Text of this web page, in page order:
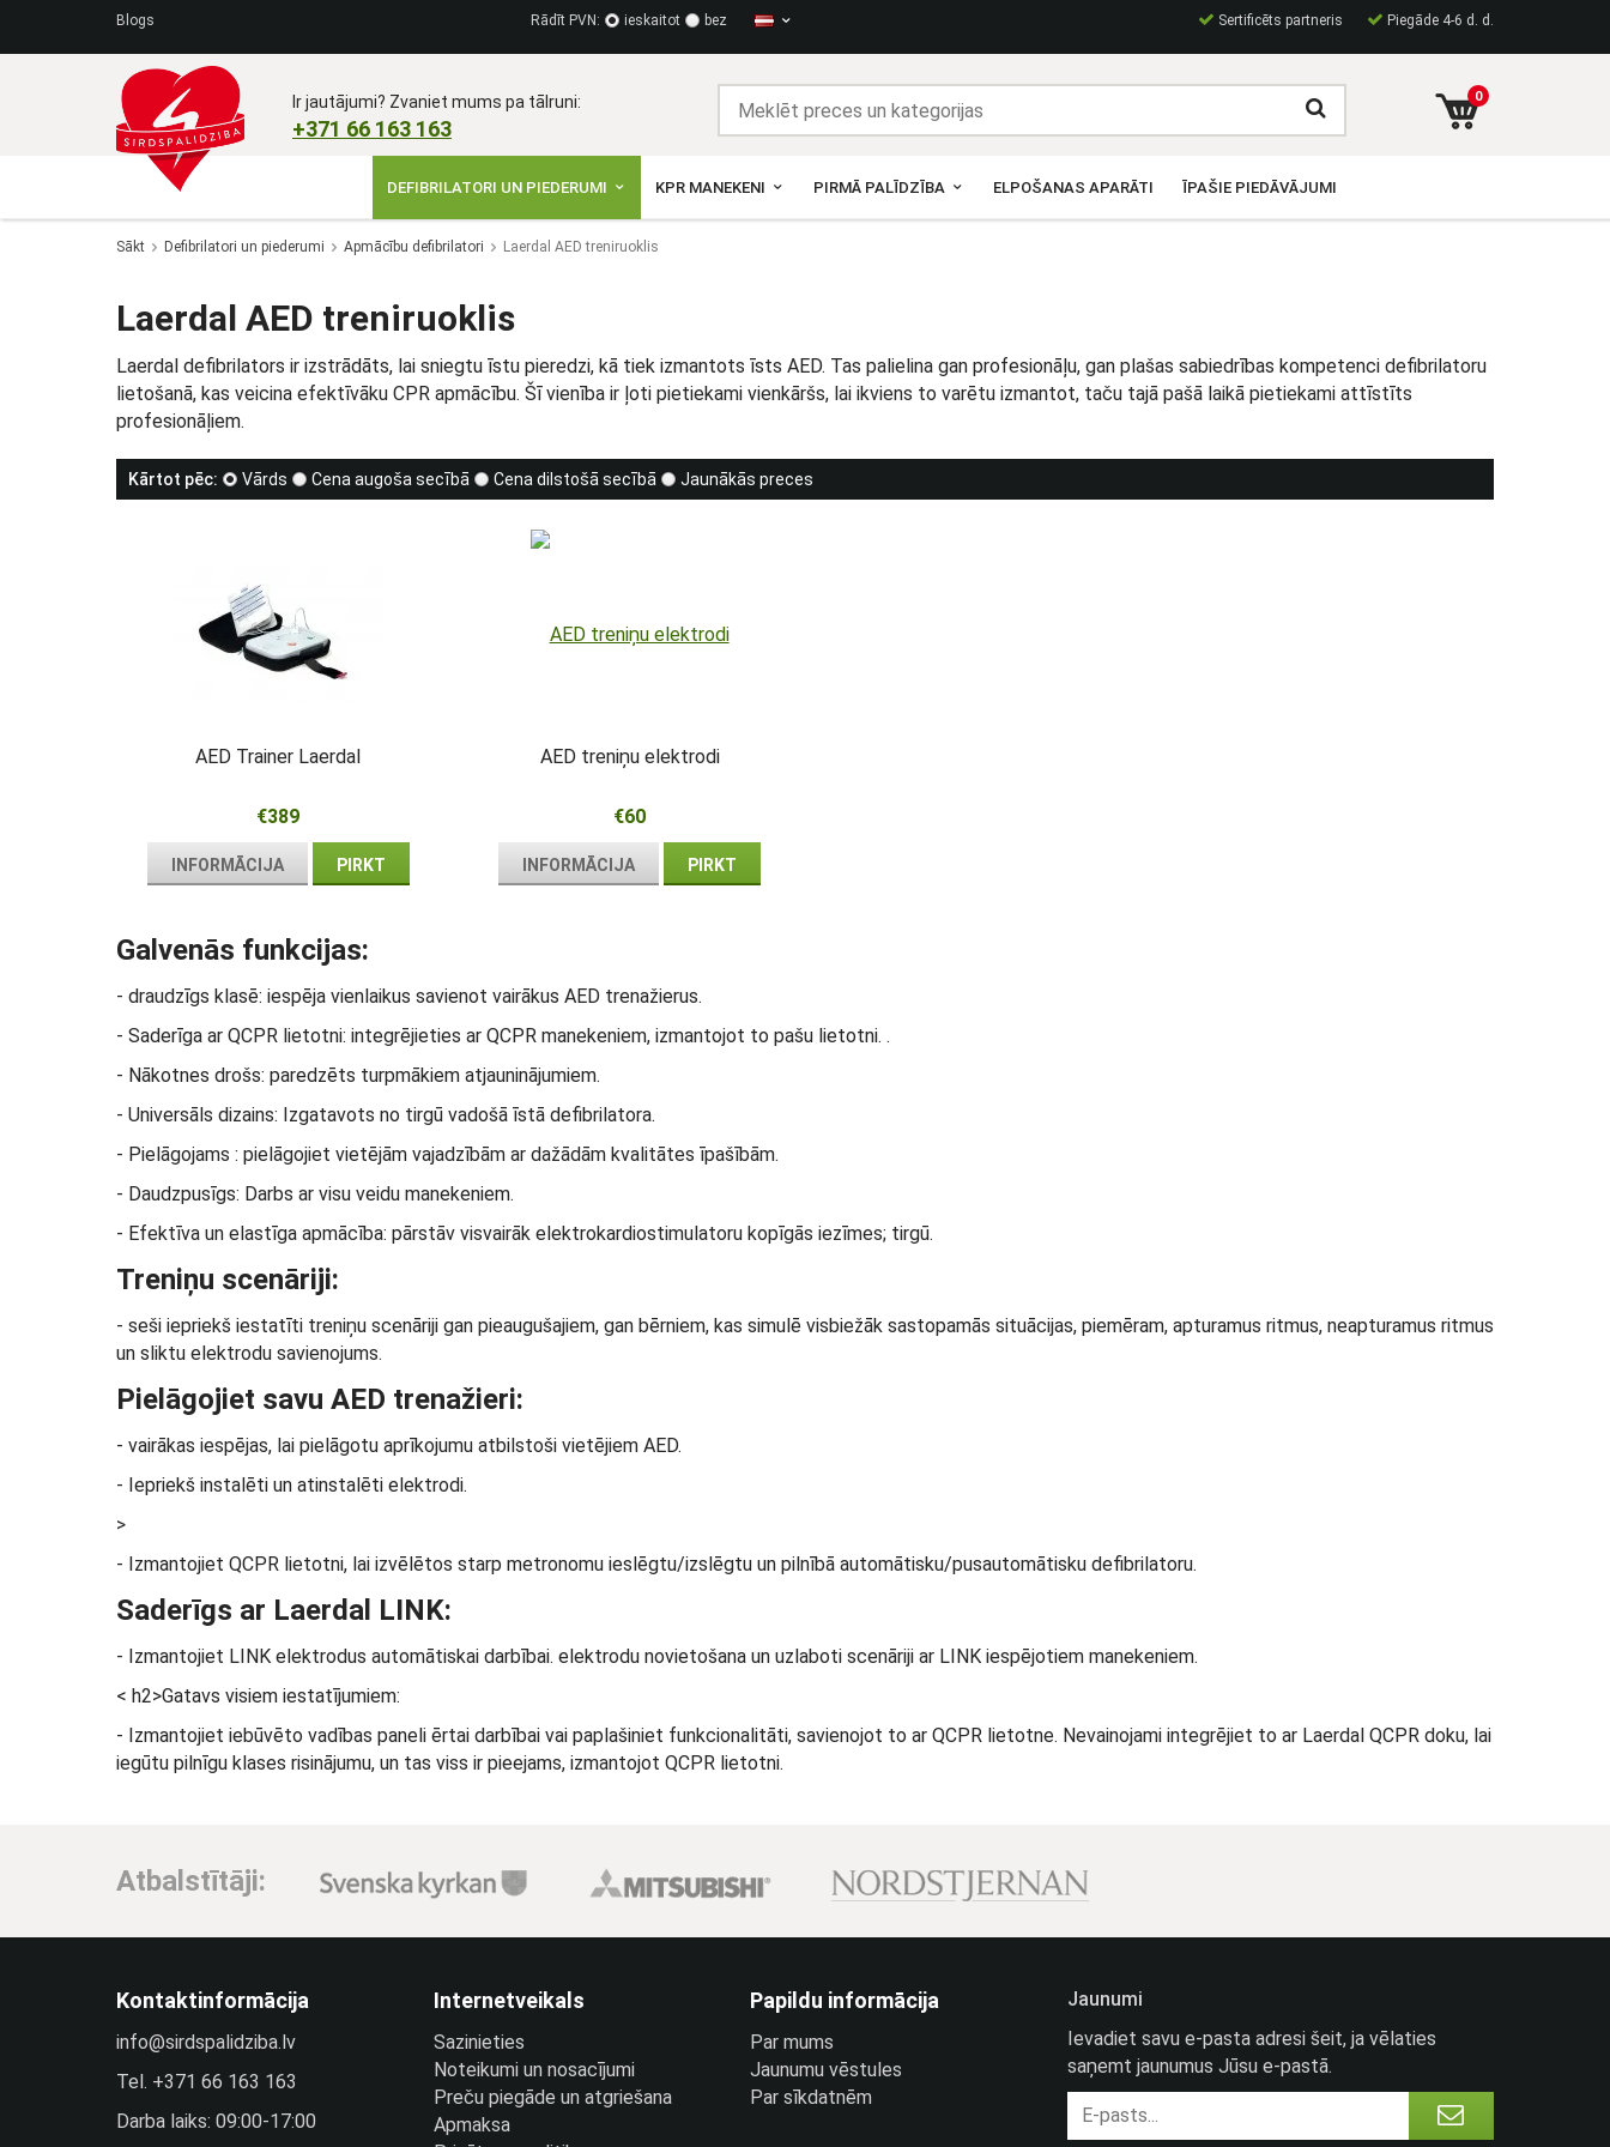
Blogs Sertificēts partneris Piegāde 4-6 d. d.
Rādīt PVN: ieskaitot bez
0
Ir jautājumi? Zvaniet mums pa tālruni:
+371 66 163 163​
DEFIBRILATORI UN PIEDERUMI KPR MANEKENI PIRMĀ PALĪDZĪBA ELPOŠANAS APARĀTI ĪPAŠIE PIEDĀVĀJUMI
Sākt Defibrilatori un piederumi Apmācību defibrilatori Laerdal AED treniruoklis
Laerdal AED treniruoklis
Laerdal defibrilators ir izstrādāts, lai sniegtu īstu pieredzi, kā tiek izmantots īsts AED. Tas palielina gan profesionāļu, gan plašas sabiedrības kompetenci defibrilatoru
lietošanā, kas veicina efektīvāku CPR apmācību. Šī vienība ir ļoti pietiekami vienkāršs, lai ikviens to varētu izmantot, taču tajā pašā laikā pietiekami attīstīts
profesionāļiem.
Kārtot pēc: Vārds Cena augoša secībā Cena dilstošā secībā Jaunākās preces
AED Trainer Laerdal
€389
INFORMĀCIJA PIRKT
AED treniņu elektrodi
€60
INFORMĀCIJA PIRKT
Galvenās funkcijas:
- draudzīgs klasē: iespēja vienlaikus savienot vairākus AED trenažierus.
- Saderīga ar QCPR lietotni: integrējieties ar QCPR manekeniem, izmantojot to pašu lietotni. .
- Nākotnes drošs: paredzēts turpmākiem atjauninājumiem.
- Universāls dizains: Izgatavots no tirgū vadošā īstā defibrilatora.
- Pielāgojams : pielāgojiet vietējām vajadzībām ar dažādām kvalitātes īpašībām.
- Daudzpusīgs: Darbs ar visu veidu manekeniem.
- Efektīva un elastīga apmācība: pārstāv visvairāk elektrokardiostimulatoru kopīgās iezīmes; tirgū.
Treniņu scenāriji:
- seši iepriekš iestatīti treniņu scenāriji gan pieaugušajiem, gan bērniem, kas simulē visbiežāk sastopamās situācijas, piemēram, apturamus ritmus, neapturamus ritmus
un sliktu elektrodu savienojums.
Pielāgojiet savu AED trenažieri:
- vairākas iespējas, lai pielāgotu aprīkojumu atbilstoši vietējiem AED.
- Iepriekš instalēti un atinstalēti elektrodi.
>
- Izmantojiet QCPR lietotni, lai izvēlētos starp metronomu ieslēgtu/izslēgtu un pilnībā automātisku/pusautomātisku defibrilatoru.
Saderīgs ar Laerdal LINK:
- Izmantojiet LINK elektrodus automātiskai darbībai. elektrodu novietošana un uzlaboti scenāriji ar LINK iespējotiem manekeniem.
< h2>Gatavs visiem iestatījumiem:
- Izmantojiet iebūvēto vadības paneli ērtai darbībai vai paplašiniet funkcionalitāti, savienojot to ar QCPR lietotne. Nevainojami integrējiet to ar Laerdal QCPR doku, lai
iegūtu pilnīgu klases risinājumu, un tas viss ir pieejams, izmantojot QCPR lietotni.
Atbalstītāji:
Kontaktinformācija
info@sirdspalidziba.lv
Tel. +371 66 163 163​
Darba laiks: 09:00-17:00
Internetveikals
Sazinieties
Noteikumi un nosacījumi
Preču piegāde un atgriešana
Apmaksa
Papildu informācija
Par mums
Jaunumu vēstules
Par sīkdatnēm
Jaunumi
Ievadiet savu e-pasta adresi šeit, ja vēlaties
saņemt jaunumus Jūsu e-pastā.